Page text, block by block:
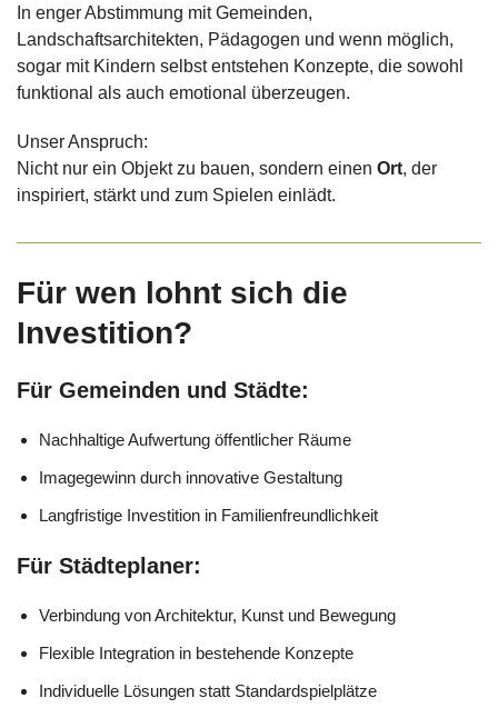
In enger Abstimmung mit Gemeinden,
Landschaftsarchitekten, Pädagogen und wenn möglich,
sogar mit Kindern selbst entstehen Konzepte, die sowohl
funktional als auch emotional überzeugen.
Unser Anspruch:
Nicht nur ein Objekt zu bauen, sondern einen Ort, der
inspiriert, stärkt und zum Spielen einlädt.
Für wen lohnt sich die
Investition?
Für Gemeinden und Städte:
Nachhaltige Aufwertung öffentlicher Räume
Imagegewinn durch innovative Gestaltung
Langfristige Investition in Familienfreundlichkeit
Für Städteplaner:
Verbindung von Architektur, Kunst und Bewegung
Flexible Integration in bestehende Konzepte
Individuelle Lösungen statt Standardspielplätze